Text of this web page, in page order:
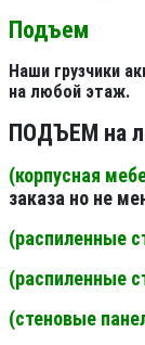
Подъем
Наши грузчики
на любой этаж.
ПОДЪЕМ на
(корпусная
заказа но не
(распиленные
(распиленные
(стеновые